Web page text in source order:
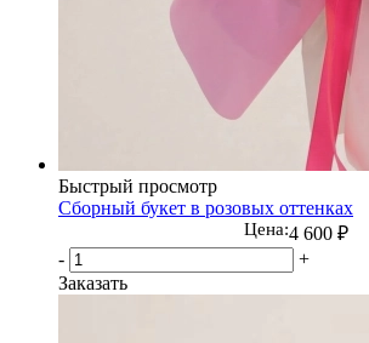
Быстрый просмотр
Сборный букет в розовых оттенках
Цена:4 600 ₽
-
+
Заказать